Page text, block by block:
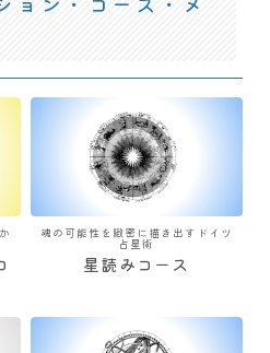
ョン・コース・メ
魂の可能性を緻密に描き出すドイツ
占星術
星読みコース